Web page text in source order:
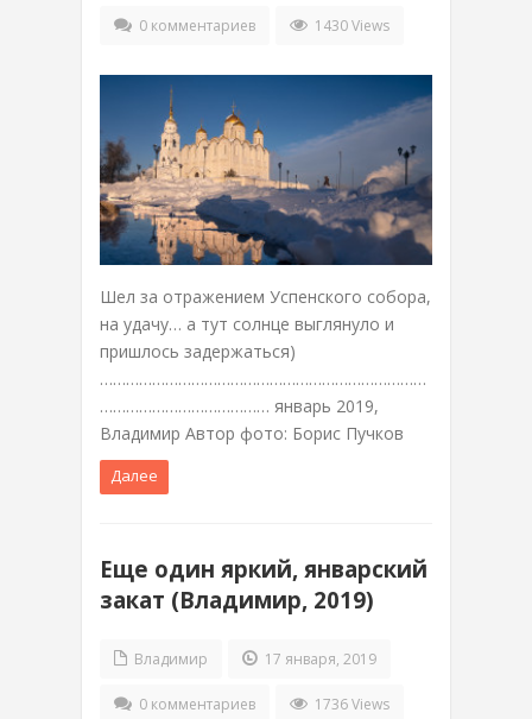
0 комментариев 1430 Views
Шел за отражением Успенского собора,
на удачу… а тут солнце выглянуло и
пришлось задержаться)
…………………………………………………………………
………………………………… январь 2019,
Владимир Автор фото: Борис Пучков
Далее
Еще один яркий, январский
закат (Владимир, 2019)
Владимир 17 января, 2019
0 комментариев 1736 Views